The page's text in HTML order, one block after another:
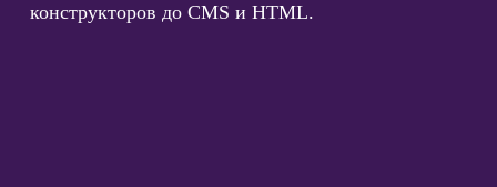
конструкторов до CMS и HTML.